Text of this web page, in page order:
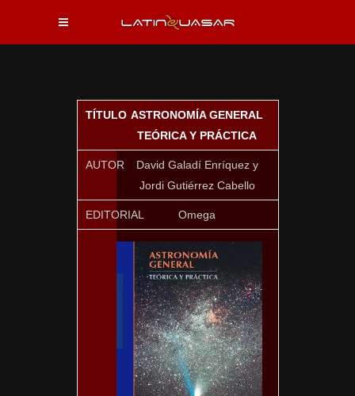
TÍTULO ASTRONOMÍA GENERAL
TEÓRICA Y PRÁCTICA
AUTOR
David Galadí Enríquez y
Jordi Gutiérrez Cabello
EDITORIAL Omega